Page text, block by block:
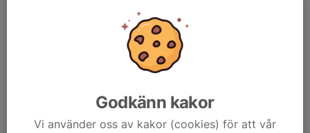
Godkänn kakor
Vi använder oss av kakor (cookies) för att vår